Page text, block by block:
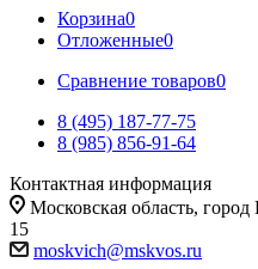
Корзина0
Отложенные0
Сравнение товаров0
8 (495) 187-77-75
8 (985) 856-91-64
Контактная информация
Московская область,
15
moskvich@mskvos.ru